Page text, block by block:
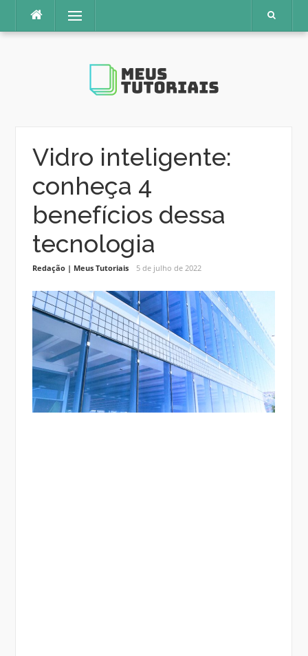
o
Menu
Vidro inteligente:
conheça 4
benefícios dessa
tecnologia
Redação | Meus Tutoriais 5 de julho de 2022